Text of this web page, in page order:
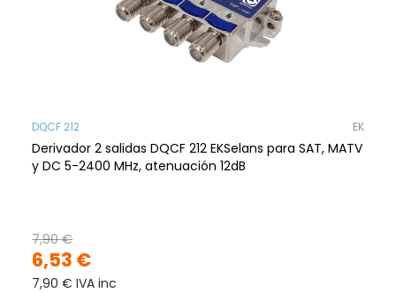
DQCF 212 EK
Derivador 2 salidas DQCF 212 EKSelans para SAT, MATV
y DC 5-2400 MHz, atenuación 12dB
6,53 €
7,90 €
7,90 € IVA inc